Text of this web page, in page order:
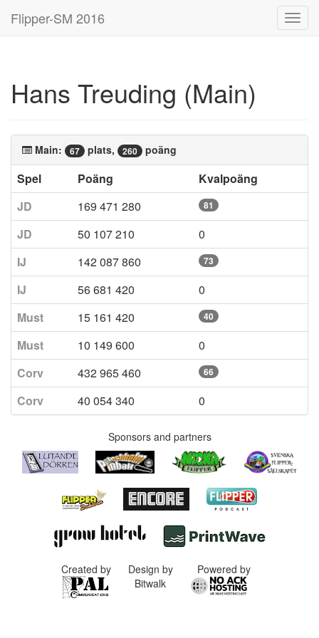
Flipper-SM 2016
Hans Treuding (Main)
Main: 67 plats, 260 poäng
Spel Poäng
Kvalpoäng
JD
169 471 280 81
JD 50 107 210
0
IJ
142 087 860 73
IJ 56 681 420
0
Must
15 161 420 40
Must 10 149 600
0
Corv
432 965 460 66
Corv 40 054 340 0
Sponsors and partners
Created by
Design by
Bitwalk
Powered by